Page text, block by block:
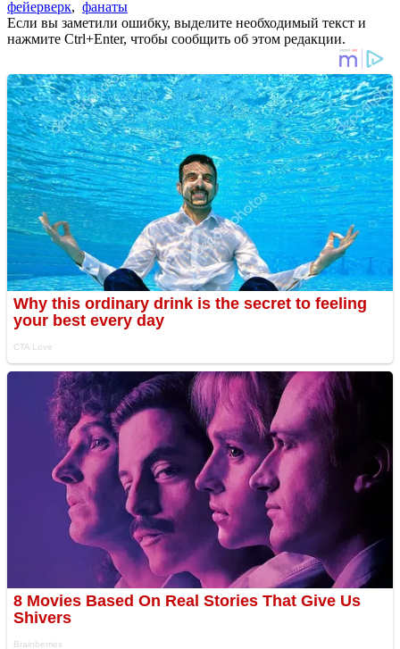
фейерверк, фанаты
Если вы заметили ошибку, выделите необходимый текст и
нажмите Ctrl+Enter, чтобы сообщить об этом редакции.